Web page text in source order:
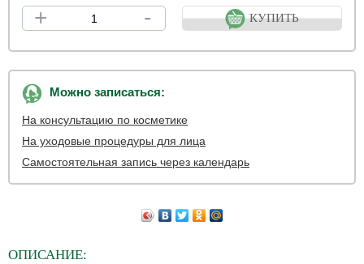
+ - КУПИТЬ
Можно записаться:
На консультацию по косметике
На уходовые процедуры для лица
Самостоятельная запись через календарь
ОПИСАНИЕ: